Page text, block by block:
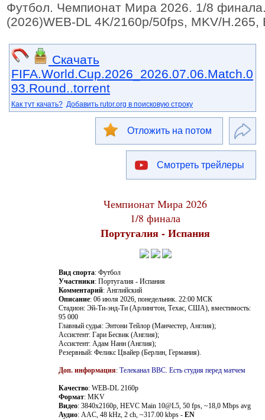
Футбол. Чемпионат Мира 2026. 1/8
(2026)WEB-DL 4K/2160p/50fps, MKV/H.265,
Скачать
FIFA.World.Cup.2026_2026.07.06.Match.0
93.Round..torrent
Как тут качать? Добавить rutor.org в поисковую строку
Отложить на потом
Смотреть трейлеры
Чемпионат Мира 2026
1/8 финала
Португалия - Испания
Вид спорта: Футбол
Участники: Португалия - Испания
Комментарий: Английский
Описание: 06 июля 2026, понедельник. 22:00 МСК
Стадион: Эй-Ти-энд-Ти (Арлингтон, Техас, США), вместимость:
95 000
Главный судья: Энтони Тейлор (Манчестер, Англия);
Ассистент: Гари Бесвик (Англия);
Ассистент: Адам Нанн (Англия);
Резервный: Феликс Цвайер (Берлин, Германия).
Доп. информация: Телеканал BBC. Есть студия перед матчем
Качество: WEB-DL 2160p
Формат: MKV
Видео: 3840x2160p, HEVC Main 10@L5, 50 fps, ~18,0 Mbps avg
Аудио: AAC, 48 kHz, 2 ch, ~317.00 kbps - EN